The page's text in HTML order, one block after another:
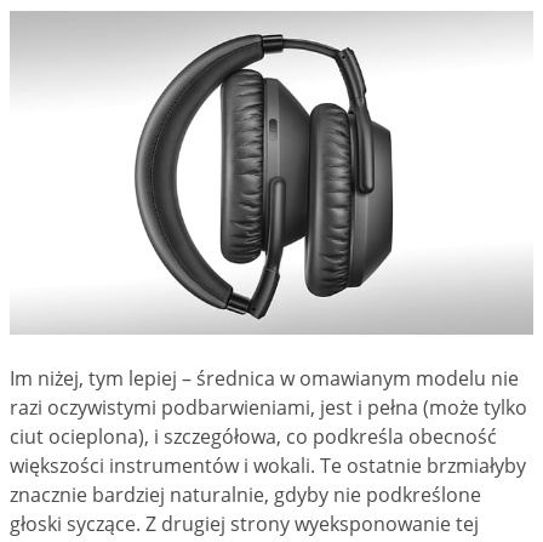
Im niżej, tym lepiej – średnica w omawianym modelu nie
razi oczywistymi podbarwieniami, jest i pełna (może tylko
ciut ocieplona), i szczegółowa, co podkreśla obecność
większości instrumentów i wokali. Te ostatnie brzmiałyby
znacznie bardziej naturalnie, gdyby nie podkreślone
głoski syczące. Z drugiej strony wyeksponowanie tej